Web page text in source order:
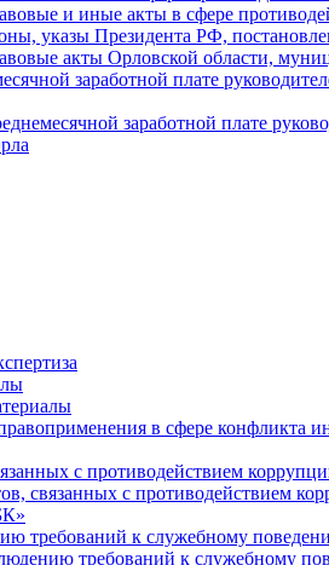
и иные акты в сфере
указы Президента РФ,
акты Орловской области,
заработной плате
заработной плате
в сфере конфликта
с противодействием
связанных с противодействием
требований к служебному
требований к служебному